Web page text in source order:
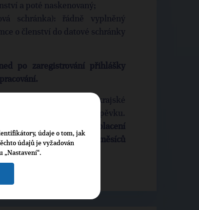
a poté naskenovaný;
schránka): řádně vyplněný
o členství do datové schránky
po zaregistrování přihlášky
schválena, pracovník krajské
prvního členského příspěvku.
Dnem zaplacení
TOP 09.Pokud do dvou měsíců
za staženou.
údaje o tom, jak
údajů je vyžadován
„Nastavení“.